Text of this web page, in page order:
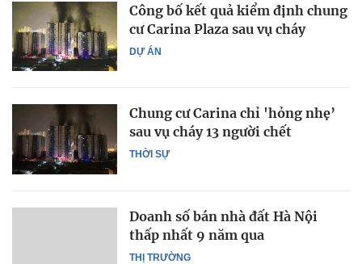
DỰ ÁN
Công bố kết quả kiểm định chung
cư Carina Plaza sau vụ cháy
THỜI SỰ
Chung cư Carina chỉ 'hỏng nhẹ’
sau vụ cháy 13 người chết
THỊ TRƯỜNG
Doanh số bán nhà đất Hà Nội
thấp nhất 9 năm qua